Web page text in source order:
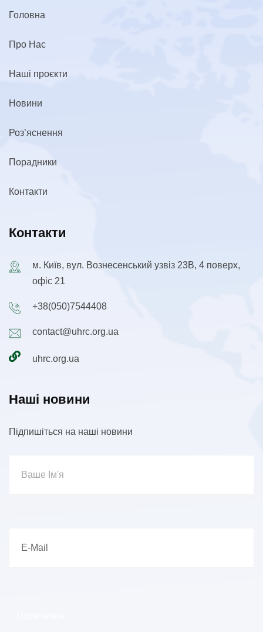
Головна
Про Нас
Наші проєкти
Новини
Роз’яснення
Порадники
Контакти
Контакти
м. Київ, вул. Вознесенський узвіз 23В, 4 поверх,
офіс 21
+38(050)7544408
contact@uhrc.org.ua
uhrc.org.ua
Наші новини
Підпишіться на наші новини